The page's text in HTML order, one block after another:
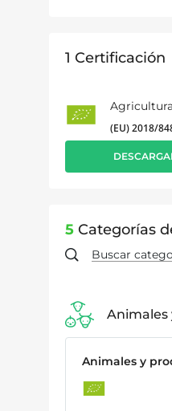
1 Certificación
(EU) 2018/
5Categorías
Animales
Animales y